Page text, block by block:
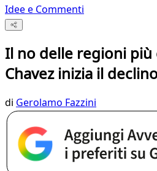
Idee e Commenti
Il no delle regioni più
Chavez inizia il
di Gerolamo Fazzini